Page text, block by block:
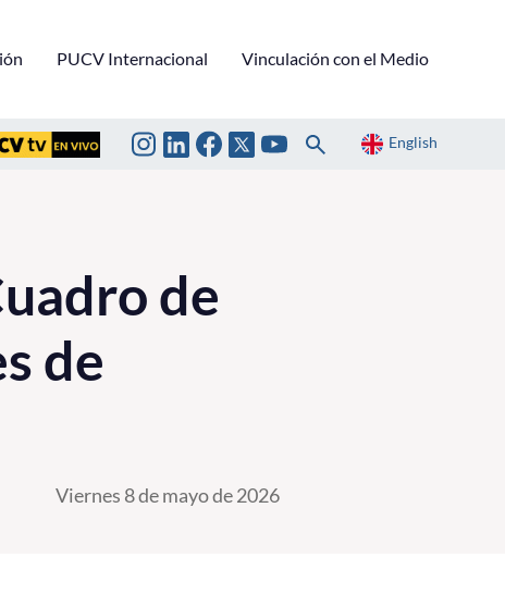
PUCV Internacional Vinculación con el Medio
English
de
de
Viernes 8 de mayo de 2026